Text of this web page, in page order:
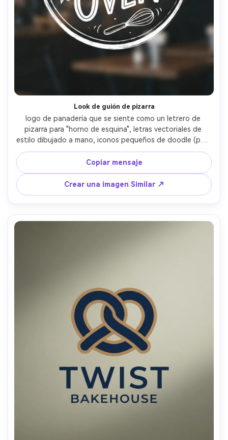
Look de guión de pizarra
logo de panadería que se siente como un letrero de
pizarra para "horno de esquina", letras vectoriales de
estilo dibujado a mano, iconos pequeños de doodle (pan,
batidor, estrella), tinta blanca monocromática sobre
fondo oscuro, ambiente de vecindario amigable,
composición limpia, diseño solo con logotipo, lente de 85
mm, profundidad de campo poco profunda, iluminación
cinematográfica suave- -ar 4:5
Copiar mensaje
Crear una imagen Similar ↗